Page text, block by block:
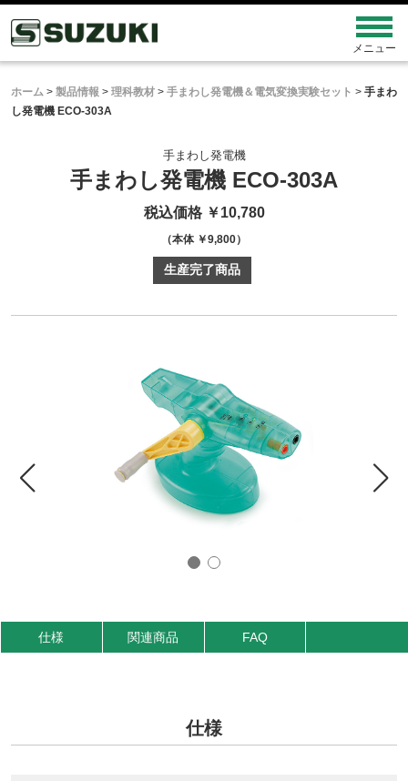
ホーム > 製品情報 > 理科教材 > 手まわし発電機＆電気変換実験セット > 手まわ
し発電機 ECO-303A
手まわし発電機
手まわし発電機 ECO-303A
税込価格 ￥10,780
（本体 ￥9,800）
生産完了商品
仕様 関連商品 FAQ
仕様